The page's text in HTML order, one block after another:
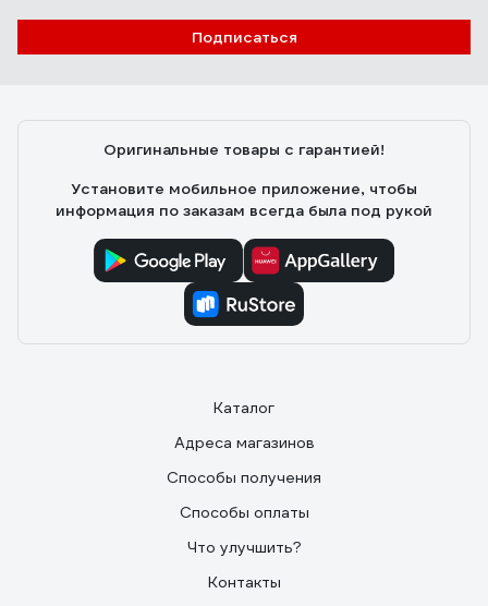
Подписаться
Оригинальные товары с гарантией!
Установите мобильное приложение, чтобы
информация по заказам всегда была под рукой
Каталог
Адреса магазинов
Способы получения
Способы оплаты
Что улучшить?
Контакты